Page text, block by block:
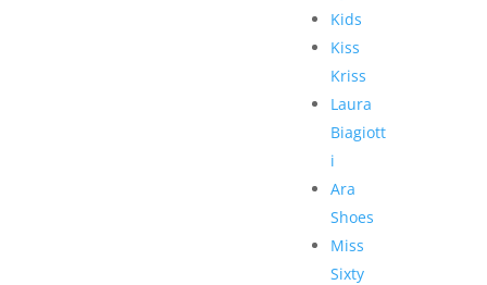
Kids
Kiss
Kriss
Laura
Biagiott
i
Ara
Shoes
Miss
Sixty